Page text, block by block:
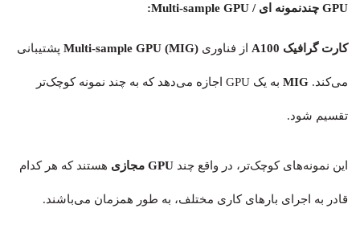
GPU چندنمونه ای / Multi-sample GPU:
کارت گرافیک A100 از فناوری (Multi-sample GPU (MIG پشتیبانی
می‌کند. MIG به یک GPU اجازه می‌دهد که به چند نمونه کوچک‌تر
تقسیم شود.
این نمونه‌های کوچک‌تر، در واقع چند GPU مجازی هستند که هر کدام
قادر به اجرای بارهای کاری مختلف، به طور همزمان می‌باشند.